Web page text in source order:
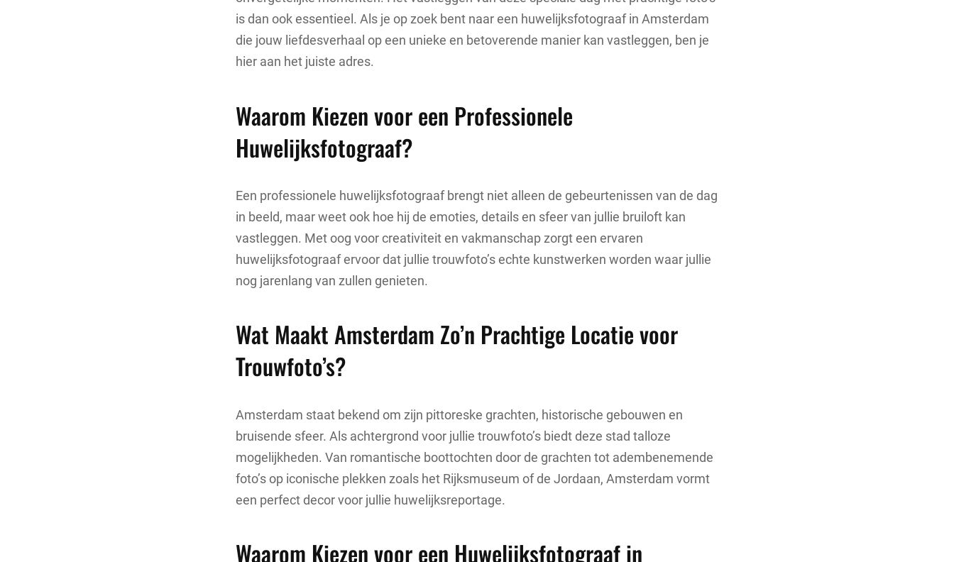
is dan ook essentieel. Als je op zoek bent naar een huwelijksfotograaf in Amsterdam
die jouw liefdesverhaal op een unieke en betoverende manier kan vastleggen, ben je
hier aan het juiste adres.
Waarom Kiezen voor een Professionele
Huwelijksfotograaf?
Een professionele huwelijksfotograaf brengt niet alleen de gebeurtenissen van de dag
in beeld, maar weet ook hoe hij de emoties, details en sfeer van jullie bruiloft kan
vastleggen. Met oog voor creativiteit en vakmanschap zorgt een ervaren
huwelijksfotograaf ervoor dat jullie trouwfoto’s echte kunstwerken worden waar jullie
nog jarenlang van zullen genieten.
Wat Maakt Amsterdam Zo’n Prachtige Locatie voor
Trouwfoto’s?
Amsterdam staat bekend om zijn pittoreske grachten, historische gebouwen en
bruisende sfeer. Als achtergrond voor jullie trouwfoto’s biedt deze stad talloze
mogelijkheden. Van romantische boottochten door de grachten tot adembenemende
foto’s op iconische plekken zoals het Rijksmuseum of de Jordaan, Amsterdam vormt
een perfect decor voor jullie huwelijksreportage.
Waarom Kiezen voor een Huwelijksfotograaf in